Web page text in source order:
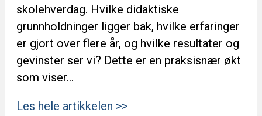
skolehverdag. Hvilke didaktiske
grunnholdninger ligger bak, hvilke erfaringer
er gjort over flere år, og hvilke resultater og
gevinster ser vi? Dette er en praksisnær økt
som viser…
Les hele artikkelen >>